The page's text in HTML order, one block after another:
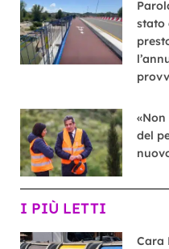
stato
del
I PIÙ LETTI
Cara